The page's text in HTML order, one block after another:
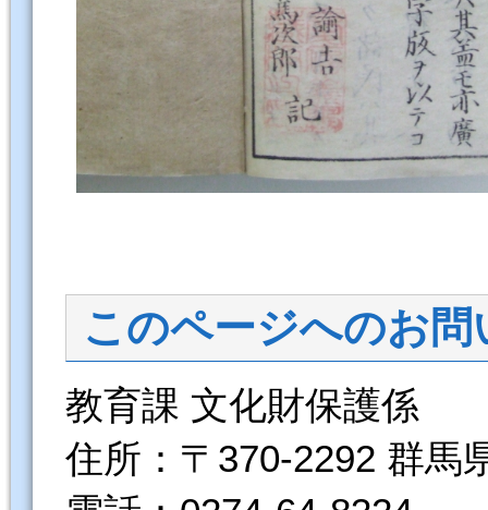
このページへのお問
教育課 文化財保護係
住所：〒370-2292 群馬